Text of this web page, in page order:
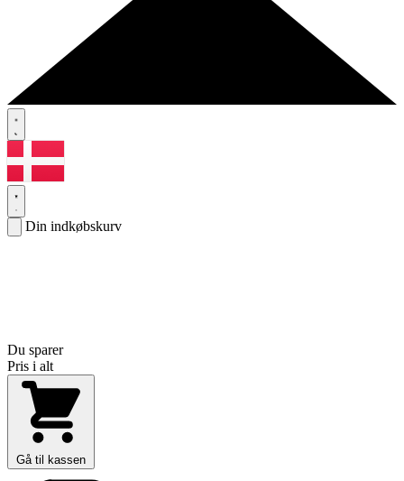
Din indkøbskurv
Du sparer
Pris i alt
Gå til kassen